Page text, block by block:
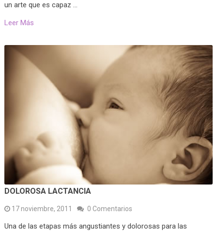
un arte que es capaz …
Leer Más
DOLOROSA LACTANCIA
17 noviembre, 2011 0 Comentarios
Una de las etapas más angustiantes y dolorosas para las